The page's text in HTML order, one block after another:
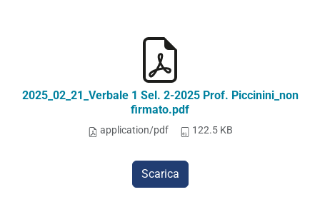
2025_02_21_Verbale 1 Sel. 2-2025 Prof. Piccinini_non
firmato.pdf
application/pdf 122.5 KB
Scarica